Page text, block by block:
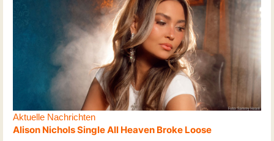
Aktuelle Nachrichten
Alison Nichols Single All Heaven Broke Loose